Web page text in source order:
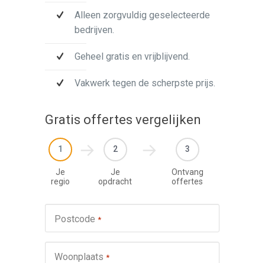
Alleen zorgvuldig geselecteerde
bedrijven.
Geheel gratis en vrijblijvend.
Vakwerk tegen de scherpste prijs.
Gratis offertes vergelijken
1
Je
regio
2
Je
opdracht
3
Ontvang
offertes
Postcode *
Woonplaats *